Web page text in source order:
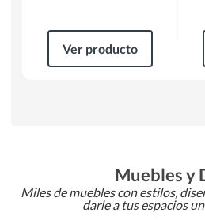
Ver producto
Muebles y
Miles de muebles con estilos,
darle a tus espacios